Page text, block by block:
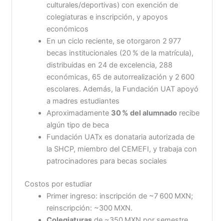
culturales/deportivas) con exención de
colegiaturas e inscripción, y apoyos
económicos
En un ciclo reciente, se otorgaron 2 977
becas institucionales (20 % de la matrícula),
distribuidas en 24 de excelencia, 288
económicas, 65 de autorrealización y 2 600
escolares. Además, la Fundación UAT apoyó
a madres estudiantes
Aproximadamente 30 % del alumnadorecibe
algún tipo de beca
Fundación UATx es donataria autorizada de
la SHCP, miembro del CEMEFI, y trabaja con
patrocinadores para becas sociales
Costos por estudiar
Primer ingreso: inscripción de ~7 600 MXN;
reinscripción: ~300 MXN.